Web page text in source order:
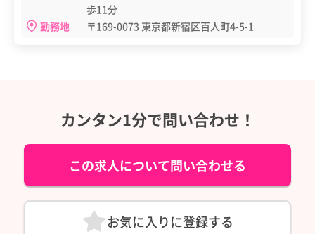
歩11分
勤務地
〒169-0073 東京都新宿区百人町4-5-1
カンタン1分で問い合わせ！
この求人について問い合わせる
お気に入りに登録する